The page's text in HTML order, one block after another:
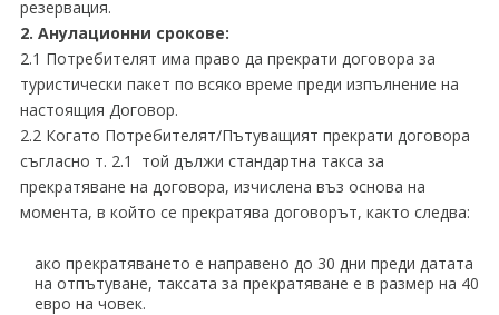
резервация.
2. Анулационни срокове:
2.1 Потребителят има право да прекрати договора за
туристически пакет по всяко време преди изпълнение на
настоящия Договор.
2.2 Когато Потребителят/Пътуващият прекрати договора
съгласно т. 2.1 той дължи стандартна такса за
прекратяване на договора, изчислена въз основа на
момента, в който се прекратява договорът, както следва:
ако прекратяването е направено до 30 дни преди датата
на отпътуване, таксата за прекратяване е в размер на 40
евро на човек.